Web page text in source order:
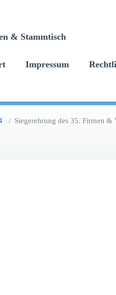
& Stammtisch
Impressum
/ Siegerehrung des 35. Firmen &